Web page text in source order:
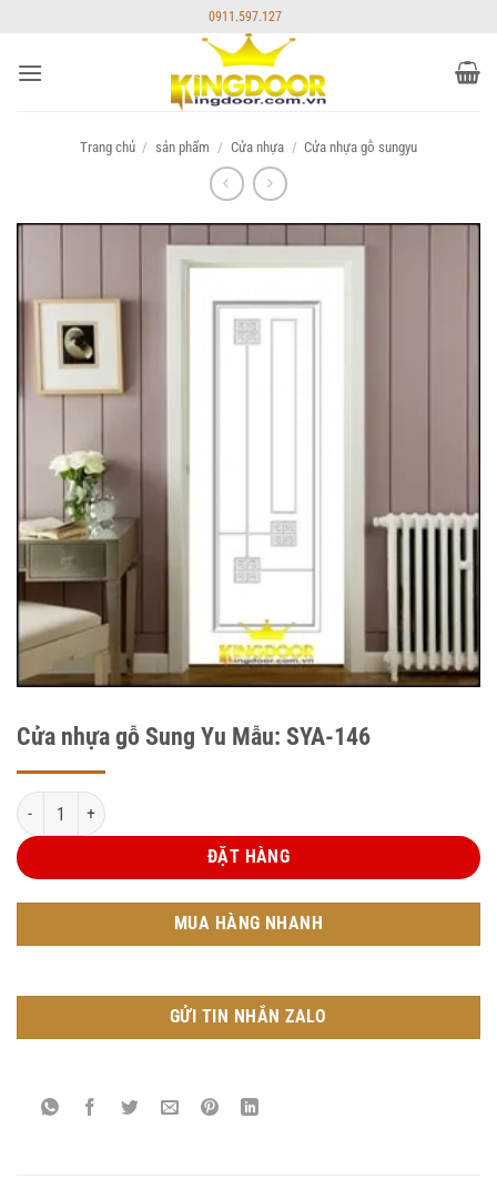
nội
0911.597.127
Trang chủ / sản phẩm / Cửa nhựa / Cửa nhựa gỗ sungyu
Cửa nhựa gỗ Sung Yu Mẫu: SYA-146
Cửa nhựa gỗ Sung Yu Mẫu: SYA-146 số lượng
ĐẶT HÀNG
MUA HÀNG NHANH
GỬI TIN NHẮN ZALO